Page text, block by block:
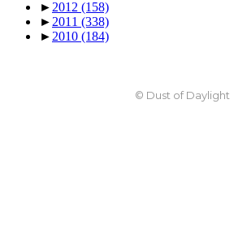
► 2012 (158)
► 2011 (338)
► 2010 (184)
© Dust of Daylight